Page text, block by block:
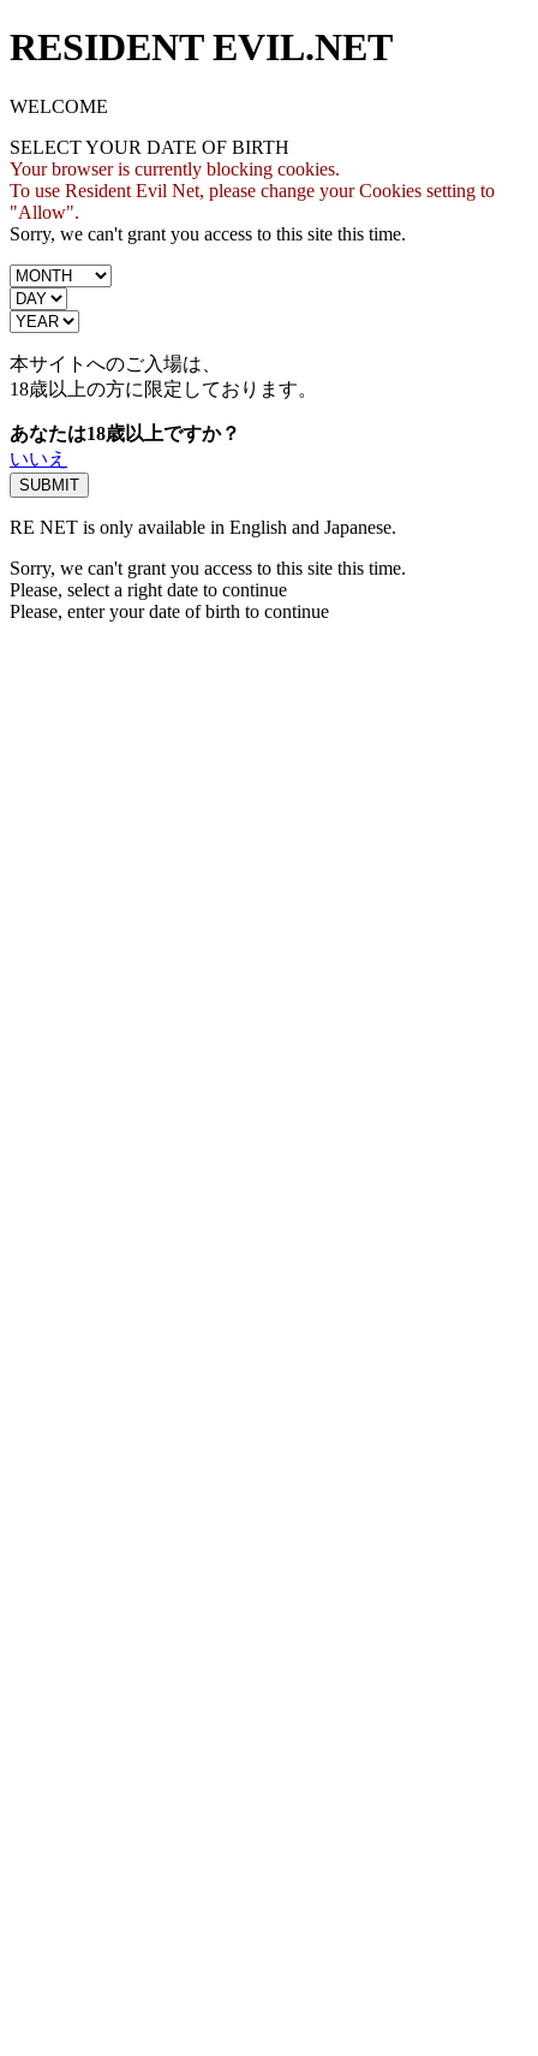
RESIDENT EVIL.NET
WELCOME
SELECT YOUR DATE OF BIRTH
Your browser is currently blocking cookies.
To use Resident Evil Net, please change your Cookies setting to
"Allow".
Sorry, we can't grant you access to this site this time.
本サイトへのご入場は、
18歳以上の方に限定しております。
あなたは18歳以上ですか？
いいえ
RE NET is only available in English and Japanese.
Sorry, we can't grant you access to this site this time.
Please, select a right date to continue
Please, enter your date of birth to continue